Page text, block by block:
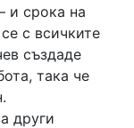
и срока на
с всичките
създаде
така че
други